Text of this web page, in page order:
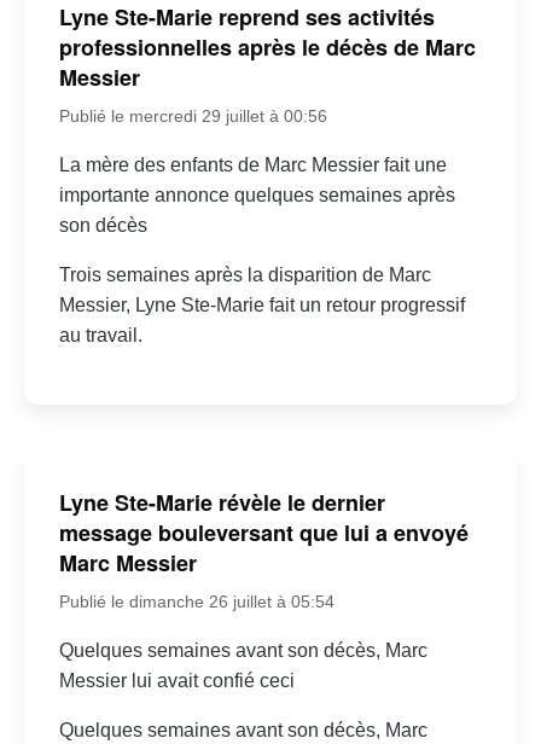
Lyne Ste-Marie reprend ses activités
professionnelles après le décès de Marc
Messier
Publié le mercredi 29 juillet à 00:56
La mère des enfants de Marc Messier fait une
importante annonce quelques semaines après
son décès
Trois semaines après la disparition de Marc
Messier, Lyne Ste-Marie fait un retour progressif
au travail.
Lyne Ste-Marie révèle le dernier
message bouleversant que lui a envoyé
Marc Messier
Publié le dimanche 26 juillet à 05:54
Quelques semaines avant son décès, Marc
Messier lui avait confié ceci
Quelques semaines avant son décès, Marc